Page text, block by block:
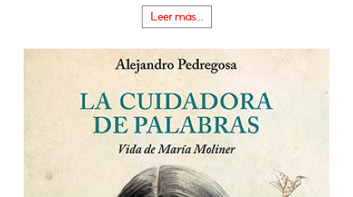
Leer más...